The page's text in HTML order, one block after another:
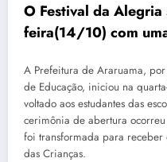
O Festival da Alegria
feira(14/10) com
A Prefeitura de Araruama,
de Educação, iniciou na
voltado aos estudantes das
cerimônia de abertura
foi transformada para receber
das Crianças.